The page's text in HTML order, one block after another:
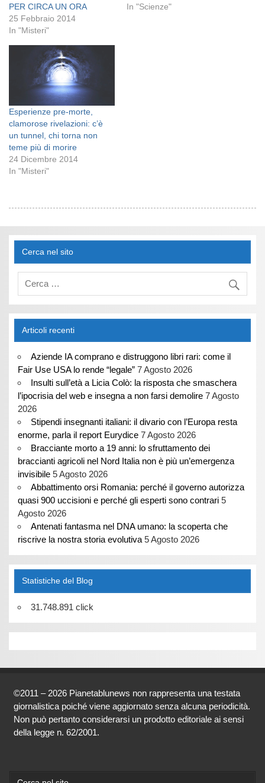
PER CIRCA UN ORA
25 Febbraio 2014
In "Misteri"
In "Scienze"
Esperienze pre-morte,
clamorose rivelazioni: c’è
un tunnel, chi torna non
teme più di morire
24 Dicembre 2014
In "Misteri"
Cerca nel sito
Articoli recenti
Aziende IA comprano e distruggono libri rari: come il
Fair Use USA lo rende “legale” 7 Agosto 2026
Insulti sull’età a Licia Colò: la risposta che smaschera
l’ipocrisia del web e insegna a non farsi demolire 7 Agosto
2026
Stipendi insegnanti italiani: il divario con l’Europa resta
enorme, parla il report Eurydice 7 Agosto 2026
Bracciante morto a 19 anni: lo sfruttamento dei
braccianti agricoli nel Nord Italia non è più un’emergenza
invisibile 5 Agosto 2026
Abbattimento orsi Romania: perché il governo autorizza
quasi 900 uccisioni e perché gli esperti sono contrari 5
Agosto 2026
Antenati fantasma nel DNA umano: la scoperta che
riscrive la nostra storia evolutiva 5 Agosto 2026
Statistiche del Blog
31.748.891 click
©2011 – 2026 Pianetablunews non rappresenta una testata
giornalistica poiché viene aggiornato senza alcuna periodicità.
Non può pertanto considerarsi un prodotto editoriale ai sensi
della legge n. 62/2001.